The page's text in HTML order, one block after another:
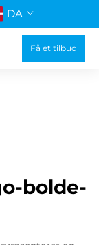
DA
Få et tilbud
bolde-